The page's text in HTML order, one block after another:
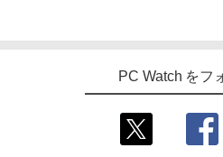
PC Watch をフ